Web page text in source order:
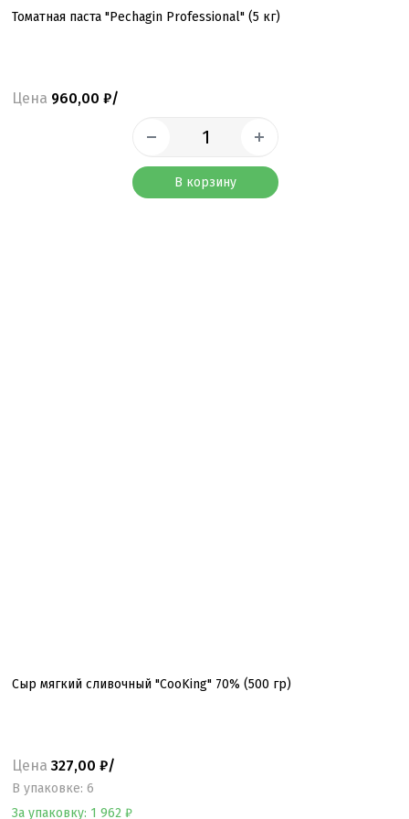
Томатная паста "Pechagin Professional" (5 кг)
Цена 960,00 ₽/
В корзину
Сыр мягкий сливочный "CooKing" 70% (500 гр)
Цена 327,00 ₽/
B упаковке: 6
За упаковку: 1 962 ₽